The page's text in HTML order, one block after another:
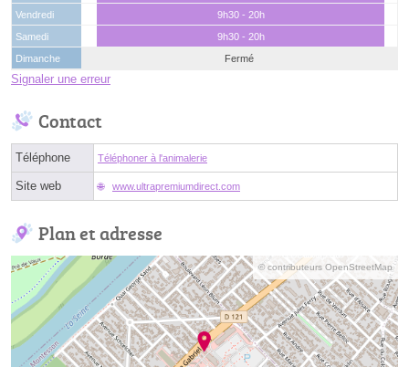
Vendredi
9h30 - 20h
Samedi
9h30 - 20h
Dimanche
Fermé
Signaler une erreur
Contact
Téléphone Téléphoner à l'animalerie
Site web www.ultrapremiumdirect.com
Plan et adresse
© contributeurs OpenStreetMap